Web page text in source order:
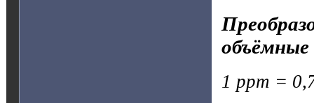
объёмные
1 ppm =